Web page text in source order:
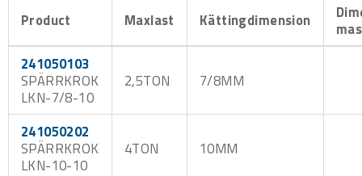
Product Maxlast Kättingdimension
241050103
SPÄRRKROK
LKN-7/8-10
2,5TON 7/8MM
241050202
SPÄRRKROK
LKN-10-10
4TON 10MM